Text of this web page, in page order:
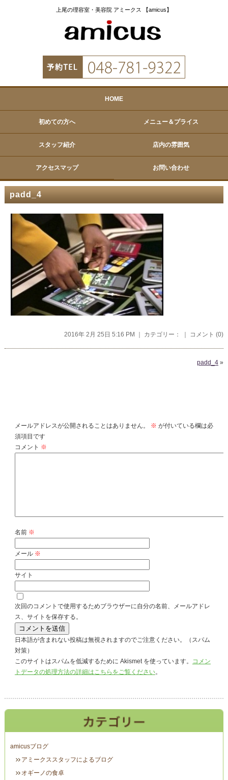
上尾の理容室・美容院 アミークス 【amicus】
HOME
初めての方へ メニュー＆プライス
スタッフ紹介 店内の雰囲気
アクセスマップ お問い合わせ
padd_4
2016年 2月 25日 5:16 PM ｜ カテゴリー： ｜ コメント (0)
padd_4 »
メールアドレスが公開されることはありません。 ※ が付いている欄は必
須項目です
コメント ※
名前 ※
メール ※
サイト
次回のコメントで使用するためブラウザーに自分の名前、メールアドレ
ス、サイトを保存する。
日本語が含まれない投稿は無視されますのでご注意ください。（スパム
対策）
このサイトはスパムを低減するために Akismet を使っています。 コメン
トデータの処理方法の詳細はこちらをご覧ください。
amicusブログ
アミークススタッフによるブログ
オギーノの食卓